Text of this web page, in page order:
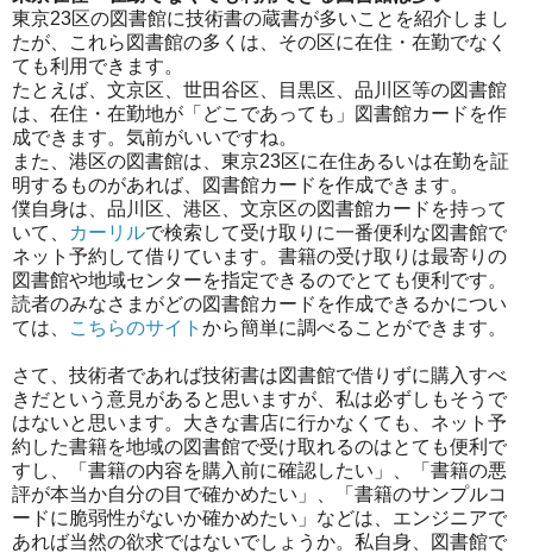
東京23区の図書館に技術書の蔵書が多いことを紹介しまし
たが、これら図書館の多くは、その区に在住・在勤でなく
ても利用できます。
たとえば、文京区、世田谷区、目黒区、品川区等の図書館
は、在住・在勤地が「どこであっても」図書館カードを作
成できます。気前がいいですね。
また、港区の図書館は、東京23区に在住あるいは在勤を証
明するものがあれば、図書館カードを作成できます。
僕自身は、品川区、港区、文京区の図書館カードを持って
いて、
カーリルで検索して受け取りに一番便利な図書館で
ネット予約して借りています。書籍の受け取りは最寄りの
図書館や地域センターを指定できるのでとても便利です。
読者のみなさまがどの図書館カードを作成できるかについ
ては、
こちらのサイト から簡単に調べることができます。
さて、技術者であれば技術書は図書館で借りずに購入すべ
きだという意見があると思いますが、私は必ずしもそうで
はないと思います。大きな書店に行かなくても、ネット予
約した書籍を地域の図書館で受け取れるのはとても便利で
すし、「書籍の内容を購入前に確認したい」、「書籍の悪
評が本当か自分の目で確かめたい」、「書籍のサンプルコ
ードに脆弱性がないか確かめたい」などは、エンジニアで
あれば当然の欲求ではないでしょうか。私自身、図書館で